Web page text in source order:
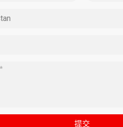
提交